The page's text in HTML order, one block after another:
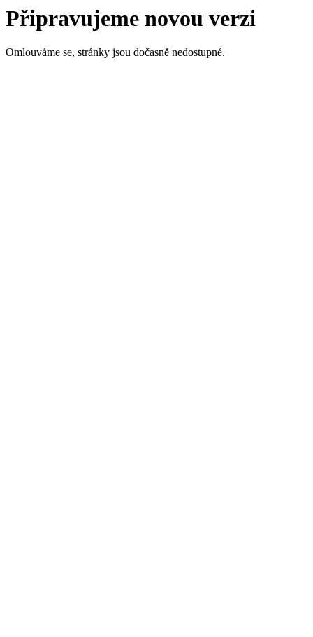
Připravujeme novou verzi
Omlouváme se, stránky jsou dočasně nedostupné.